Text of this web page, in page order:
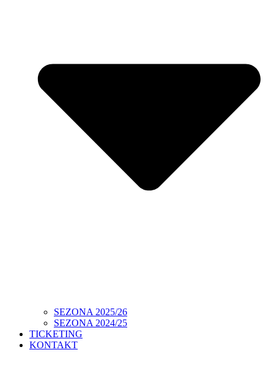
SEZONA 2025/26
SEZONA 2024/25
TICKETING
KONTAKT